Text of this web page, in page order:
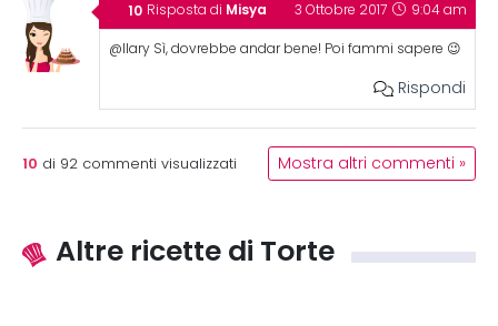
Risposta di Misya 3 Ottobre 2017 9:04 am
@Ilary Sì, dovrebbe andar bene! Poi fammi sapere 😉
Rispondi
10 di 92 commenti visualizzati Mostra altri commenti »
Altre ricette di Torte